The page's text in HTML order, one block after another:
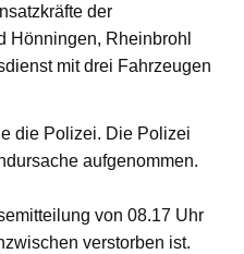
der
Hönningen, Rheinbrohl
mit drei Fahrzeugen
die Polizei. Die Polizei
aufgenommen.
von 08.17 Uhr
verstorben ist.